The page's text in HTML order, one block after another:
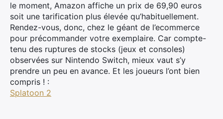
le moment, Amazon affiche un prix de 69,90 euros
soit une tarification plus élevée qu’habituellement.
Rendez-vous, donc, chez le géant de l’ecommerce
pour précommander votre exemplaire. Car compte-
tenu des ruptures de stocks (jeux et consoles)
observées sur Nintendo Switch, mieux vaut s’y
prendre un peu en avance. Et les joueurs l’ont bien
compris ! :
Splatoon 2